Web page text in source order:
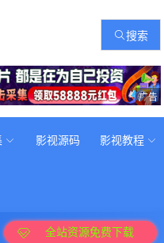
搜索
广告
影视源码 影视教程
全站资源免费下载